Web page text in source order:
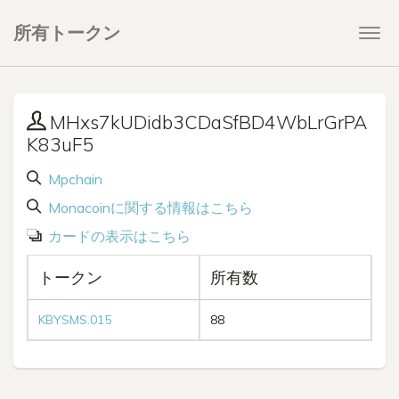
所有トークン
MHxs7kUDidb3CDaSfBD4WbLrGrPA
K83uF5
Mpchain
Monacoinに関する情報はこちら
カードの表示はこちら
トークン 所有数
KBYSMS.015 88